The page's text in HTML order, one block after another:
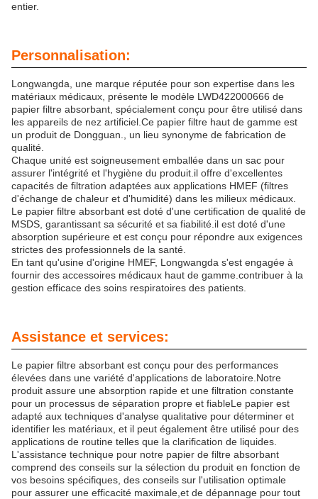
entier.
Personnalisation:
Longwangda, une marque réputée pour son expertise dans les
matériaux médicaux, présente le modèle LWD422000666 de
papier filtre absorbant, spécialement conçu pour être utilisé dans
les appareils de nez artificiel.Ce papier filtre haut de gamme est
un produit de Dongguan., un lieu synonyme de fabrication de
qualité.
Chaque unité est soigneusement emballée dans un sac pour
assurer l'intégrité et l'hygiène du produit.il offre d'excellentes
capacités de filtration adaptées aux applications HMEF (filtres
d'échange de chaleur et d'humidité) dans les milieux médicaux.
Le papier filtre absorbant est doté d'une certification de qualité de
MSDS, garantissant sa sécurité et sa fiabilité.il est doté d'une
absorption supérieure et est conçu pour répondre aux exigences
strictes des professionnels de la santé.
En tant qu'usine d'origine HMEF, Longwangda s'est engagée à
fournir des accessoires médicaux haut de gamme.contribuer à la
gestion efficace des soins respiratoires des patients.
Assistance et services:
Le papier filtre absorbant est conçu pour des performances
élevées dans une variété d'applications de laboratoire.Notre
produit assure une absorption rapide et une filtration constante
pour un processus de séparation propre et fiableLe papier est
adapté aux techniques d'analyse qualitative pour déterminer et
identifier les matériaux, et il peut également être utilisé pour des
applications de routine telles que la clarification de liquides.
L'assistance technique pour notre papier de filtre absorbant
comprend des conseils sur la sélection du produit en fonction de
vos besoins spécifiques, des conseils sur l'utilisation optimale
pour assurer une efficacité maximale,et de dépannage pour tout